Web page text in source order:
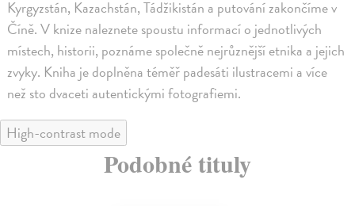
Kyrgyzstán, Kazachstán, Tádžikistán a putování zakončíme v
Číně. V knize naleznete spoustu informací o jednotlivých
místech, historii, poznáme společně nejrůznější etnika a jejich
zvyky. Kniha je doplněna téměř padesáti ilustracemi a více
než sto dvaceti autentickými fotografiemi.
High-contrast mode
Podobné tituly